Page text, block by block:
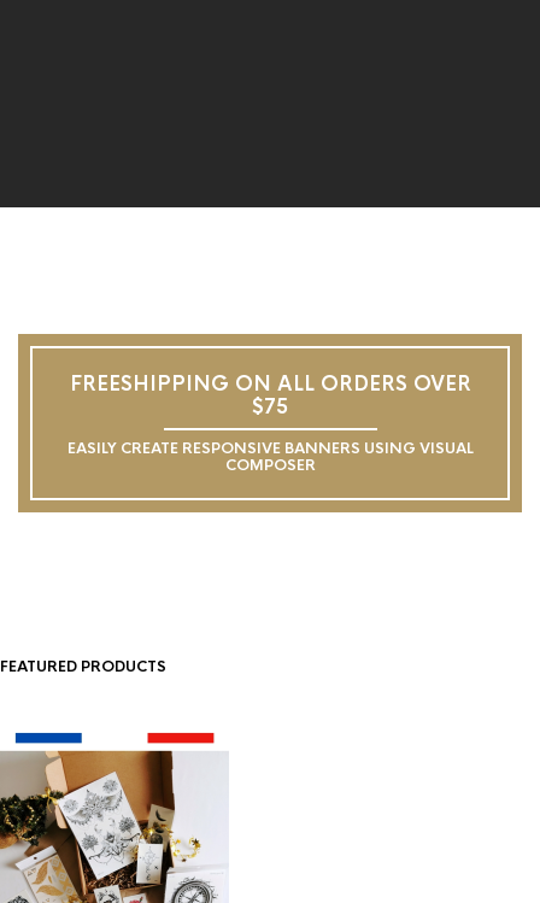
FREESHIPPING ON ALL ORDERS OVER
$75
EASILY CREATE RESPONSIVE BANNERS USING VISUAL
COMPOSER
FEATURED PRODUCTS